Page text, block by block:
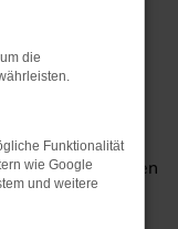
passt, versteht
wir dieses
in
einsteigen. Kaufen
Prinzert und
die
Funktionalität
wie Google
und weitere